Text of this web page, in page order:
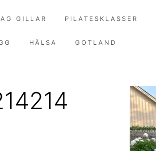
GILLAR PILATESKLASSER
HÄLSA GOTLAND